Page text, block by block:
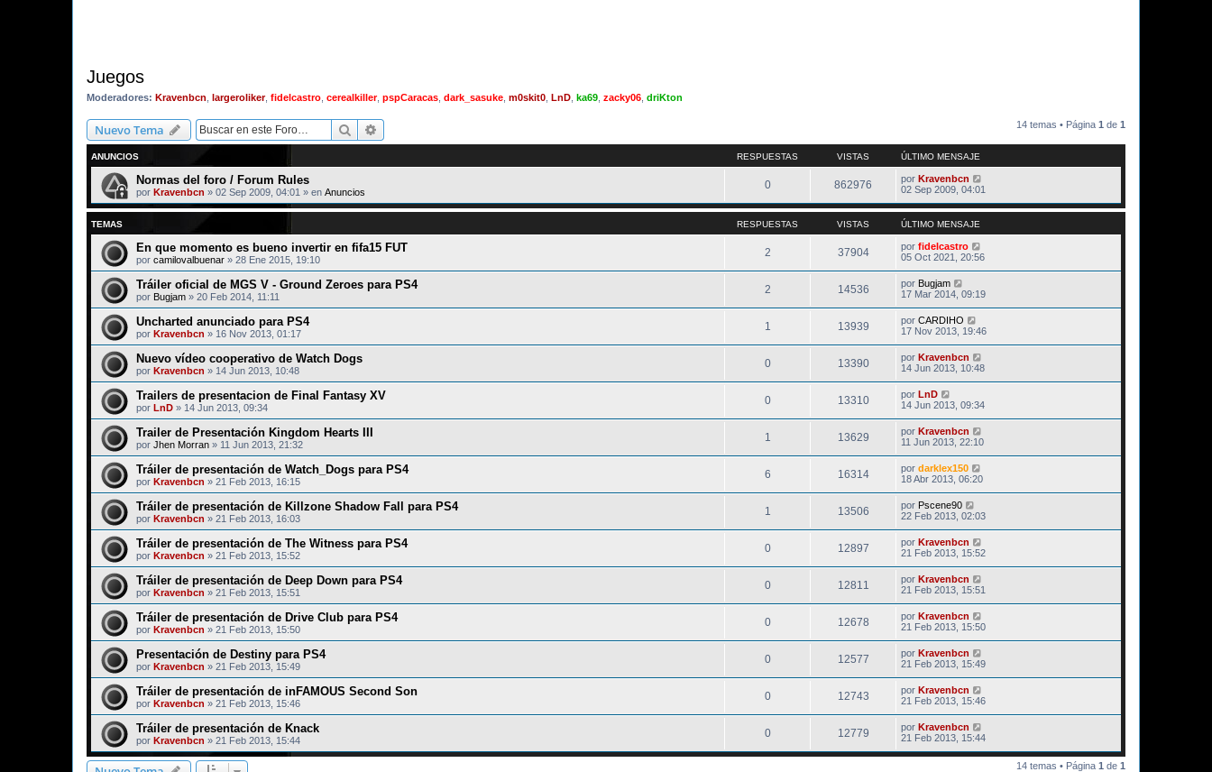
Juegos
Moderadores: Kravenbcn largeroliker, fidelcastro cerealkiller, pspCaracas dark_sasuke m0skit0 LnD ka69 zacky06 driKton
Nuevo Tema Buscar 14 temas • Página 1 de 1
ANUNCIOS RESPUESTAS VISTAS ÚLTIMO MENSAJE
Normas del foro / Forum Rules
por Kravenbcn » 02 Sep 2009, 04:01 » en Anuncios
0 862976 por Kravenbcn
02 Sep 2009, 04:01
TEMAS RESPUESTAS VISTAS ÚLTIMO MENSAJE
En que momento es bueno invertir en fifa15 FUT
por camilovalbuenar » 28 Ene 2015, 19:10
2 37904 por fidelcastro
05 Oct 2021, 20:56
Tráiler oficial de MGS V - Ground Zeroes para PS4
por Bugjam » 20 Feb 2014, 11:11
2 14536 por Bugjam
17 Mar 2014, 09:19
Uncharted anunciado para PS4
por Kravenbcn » 16 Nov 2013, 01:17
1 13939 por CARDIHO
17 Nov 2013, 19:46
Nuevo vídeo cooperativo de Watch Dogs
por Kravenbcn » 14 Jun 2013, 10:48
0 13390 por Kravenbcn
14 Jun 2013, 10:48
Trailers de presentacion de Final Fantasy XV
por LnD » 14 Jun 2013, 09:34
0 13310 por LnD
14 Jun 2013, 09:34
Trailer de Presentación Kingdom Hearts III
por Jhen Morran » 11 Jun 2013, 21:32
1 13629 por Kravenbcn
11 Jun 2013, 22:10
Tráiler de presentación de Watch_Dogs para PS4
por Kravenbcn » 21 Feb 2013, 16:15
6 16314 por darklex150
18 Abr 2013, 06:20
Tráiler de presentación de Killzone Shadow Fall para PS4
por Kravenbcn » 21 Feb 2013, 16:03
1 13506 por Pscene90
22 Feb 2013, 02:03
Tráiler de presentación de The Witness para PS4
por Kravenbcn » 21 Feb 2013, 15:52
0 12897 por Kravenbcn
21 Feb 2013, 15:52
Tráiler de presentación de Deep Down para PS4
por Kravenbcn » 21 Feb 2013, 15:51
0 12811 por Kravenbcn
21 Feb 2013, 15:51
Tráiler de presentación de Drive Club para PS4
por Kravenbcn » 21 Feb 2013, 15:50
0 12678 por Kravenbcn
21 Feb 2013, 15:50
Presentación de Destiny para PS4
por Kravenbcn » 21 Feb 2013, 15:49
0 12577 por Kravenbcn
21 Feb 2013, 15:49
Tráiler de presentación de inFAMOUS Second Son
por Kravenbcn » 21 Feb 2013, 15:46
0 12743 por Kravenbcn
21 Feb 2013, 15:46
Tráiler de presentación de Knack
por Kravenbcn » 21 Feb 2013, 15:44
0 12779 por Kravenbcn
21 Feb 2013, 15:44
14 temas • Página 1 de 1